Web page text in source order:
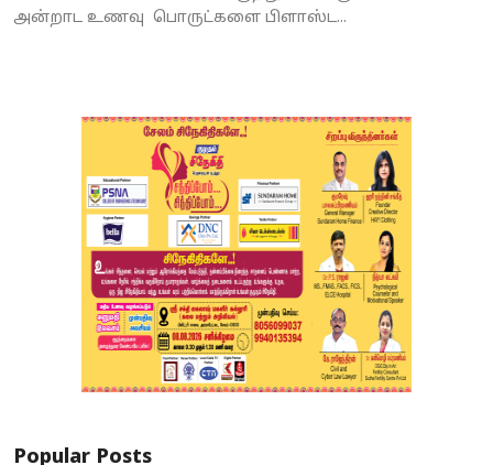
அன்றாட உணவு பொருட்களை பிளாஸ்ட...
Popular Posts